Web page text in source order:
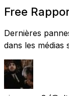
Free
Dernières
dans les médias